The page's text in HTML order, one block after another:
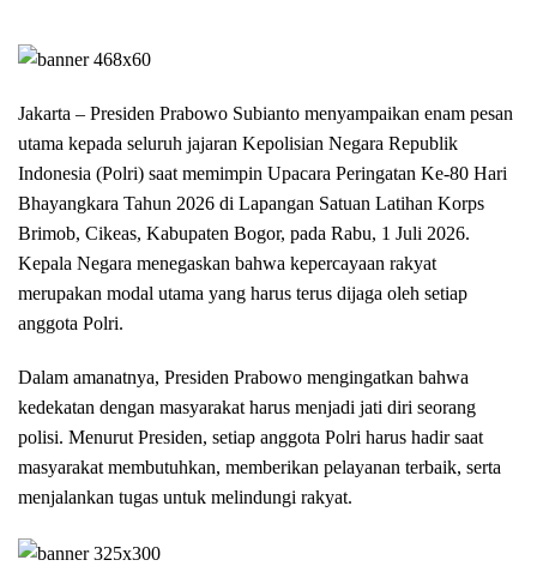
Jakarta – Presiden Prabowo Subianto menyampaikan enam pesan
utama kepada seluruh jajaran Kepolisian Negara Republik
Indonesia (Polri) saat memimpin Upacara Peringatan Ke-80 Hari
Bhayangkara Tahun 2026 di Lapangan Satuan Latihan Korps
Brimob, Cikeas, Kabupaten Bogor, pada Rabu, 1 Juli 2026.
Kepala Negara menegaskan bahwa kepercayaan rakyat
merupakan modal utama yang harus terus dijaga oleh setiap
anggota Polri.
Dalam amanatnya, Presiden Prabowo mengingatkan bahwa
kedekatan dengan masyarakat harus menjadi jati diri seorang
polisi. Menurut Presiden, setiap anggota Polri harus hadir saat
masyarakat membutuhkan, memberikan pelayanan terbaik, serta
menjalankan tugas untuk melindungi rakyat.